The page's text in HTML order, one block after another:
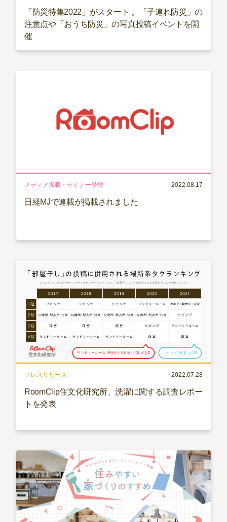
「防災特集2022」がスタート 。「子連れ防災」の
注意点や「おうち防災」の写真投稿イベントを開
催
メディア掲載・セミナー登壇 2022.08.17
日経MJで連載が掲載されました
プレスリリース 2022.07.28
RoomClip住文化研究所、洗濯に関する調査レポー
トを発表